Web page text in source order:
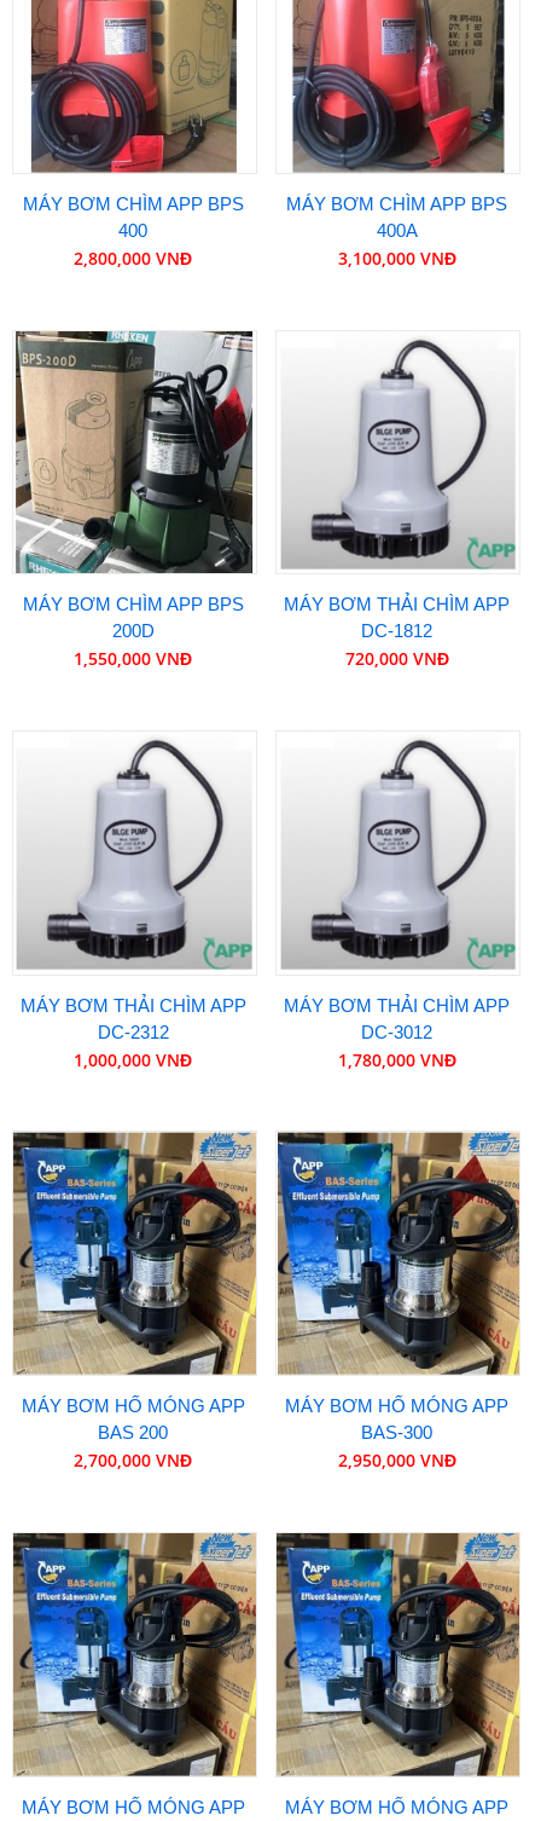
MÁY BƠM CHÌM APP BPS
400
2,800,000 VNĐ
MÁY BƠM CHÌM APP BPS
400A
3,100,000 VNĐ
MÁY BƠM CHÌM APP BPS
200D
1,550,000 VNĐ
MÁY BƠM THẢI CHÌM APP
DC-1812
720,000 VNĐ
MÁY BƠM THẢI CHÌM APP
DC-2312
1,000,000 VNĐ
MÁY BƠM THẢI CHÌM APP
DC-3012
1,780,000 VNĐ
MÁY BƠM HỐ MÓNG APP
BAS 200
2,700,000 VNĐ
MÁY BƠM HỐ MÓNG APP
BAS-300
2,950,000 VNĐ
MÁY BƠM HỐ MÓNG APP
MÁY BƠM HỐ MÓNG APP